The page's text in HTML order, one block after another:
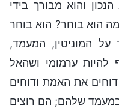
והוא מבורך בידי
הוא בוחר? הוא בוחר
המוניטין, המעמד,
להיות ערמומי ושהאל
את האמת ודוחים
שלהם; הם רוצים